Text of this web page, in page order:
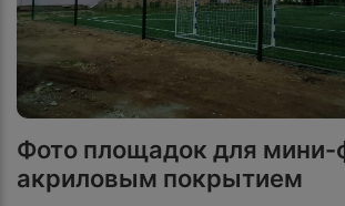
Фото площадок для мини-
акриловым покрытием